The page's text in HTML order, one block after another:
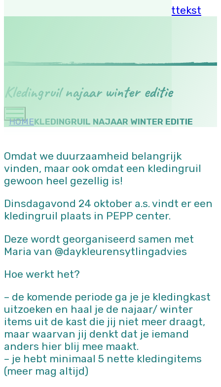
Ga naar voettekst
Kledingruil najaar winter editie
HOMEKLEDINGRUIL NAJAAR WINTER EDITIE
Omdat we duurzaamheid belangrijk
vinden, maar ook omdat een kledingruil
gewoon heel gezellig is!
Dinsdagavond 24 oktober a.s. vindt er een
kledingruil plaats in PEPP center.
Deze wordt georganiseerd samen met
Maria van @daykleurensytlingadvies
Hoe werkt het?
– de komende periode ga je je kledingkast
uitzoeken en haal je de najaar/ winter
items uit de kast die jij niet meer draagt,
maar waarvan jij denkt dat je iemand
anders hier blij mee maakt.
– je hebt minimaal 5 nette kledingitems
(meer mag altijd)